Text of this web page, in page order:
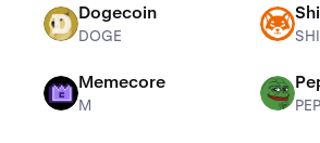
DOGE Dogecoin
DOGE
SHIB
M Memecore
M
PEPE